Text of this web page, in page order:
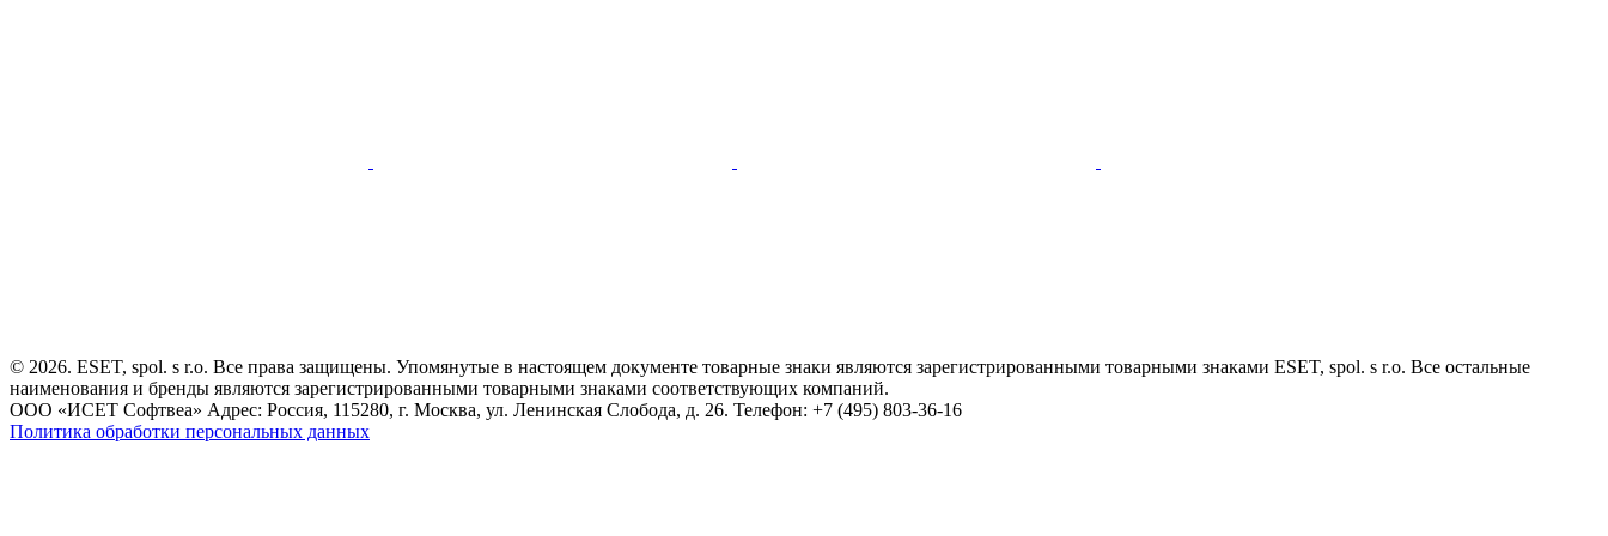
© 2026. ESET, spol. s r.o. Все права защищены. Упомянутые в настоящем документе товарные знаки являются зарегистрированными товарными знаками ESET, spol. s r.o. Все остальные
наименования и бренды являются зарегистрированными товарными знаками соответствующих компаний.
ООО «ИСЕТ Софтвеа» Адрес: Россия, 115280, г. Москва, ул. Ленинская Слобода, д. 26. Телефон: +7 (495) 803-36-16
Политика обработки персональных данных